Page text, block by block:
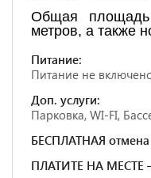
Общая
метров, а также
Питание:
Питание не
Доп. услуги:
Парковка, WI-FI,
БЕСПЛАТНАЯ
ПЛАТИТЕ НА МЕСТЕ